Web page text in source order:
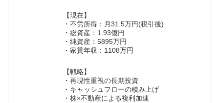
【現在】
・不労所得：月31.5万円(税引後)
・総資産：1.93億円
・純資産：5895万円
・家賃年収：1108万円
【戦略】
・再現性重視の長期投資
・キャッシュフローの積み上げ
・株×不動産による複利加速